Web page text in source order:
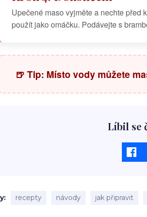
Upečené maso vyjměte a nechte před
použít jako omáčku. Podávejte s
🍺 Tip: Místo vody můžete
Líbil se
recepty návody jak připravit